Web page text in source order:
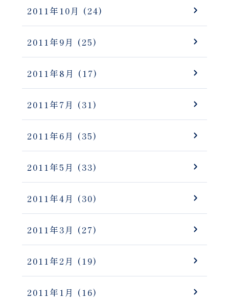
2011年10月 (24)
2011年9月 (25)
2011年8月 (17)
2011年7月 (31)
2011年6月 (35)
2011年5月 (33)
2011年4月 (30)
2011年3月 (27)
2011年2月 (19)
2011年1月 (16)